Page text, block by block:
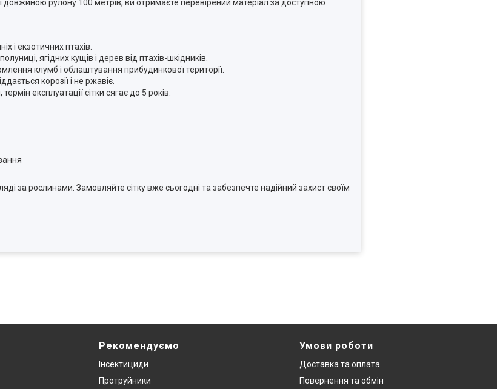
рулону 100 метрів, ви отримаєте перевірений матеріал за доступною
і екзотичних птахів.
ягідних кущів і дерев від птахів-шкідників.
клумб і облаштування прибудинкової території.
корозії і не ржавіє.
експлуатації сітки сягає до 5 років.
за рослинами. Замовляйте сітку вже сьогодні та забезпечте надійний захист своїм
Рекомендуємо
Інсектициди
Протруйники
Умови роботи
Доставка та оплата
Повернення та обмін